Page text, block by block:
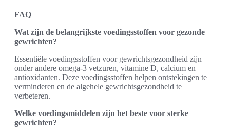
FAQ
Wat zijn de belangrijkste voedingsstoffen voor gezonde
gewrichten?
Essentiële voedingsstoffen voor gewrichtsgezondheid zijn
onder andere omega-3 vetzuren, vitamine D, calcium en
antioxidanten. Deze voedingsstoffen helpen ontstekingen te
verminderen en de algehele gewrichtsgezondheid te
verbeteren.
Welke voedingsmiddelen zijn het beste voor sterke
gewrichten?